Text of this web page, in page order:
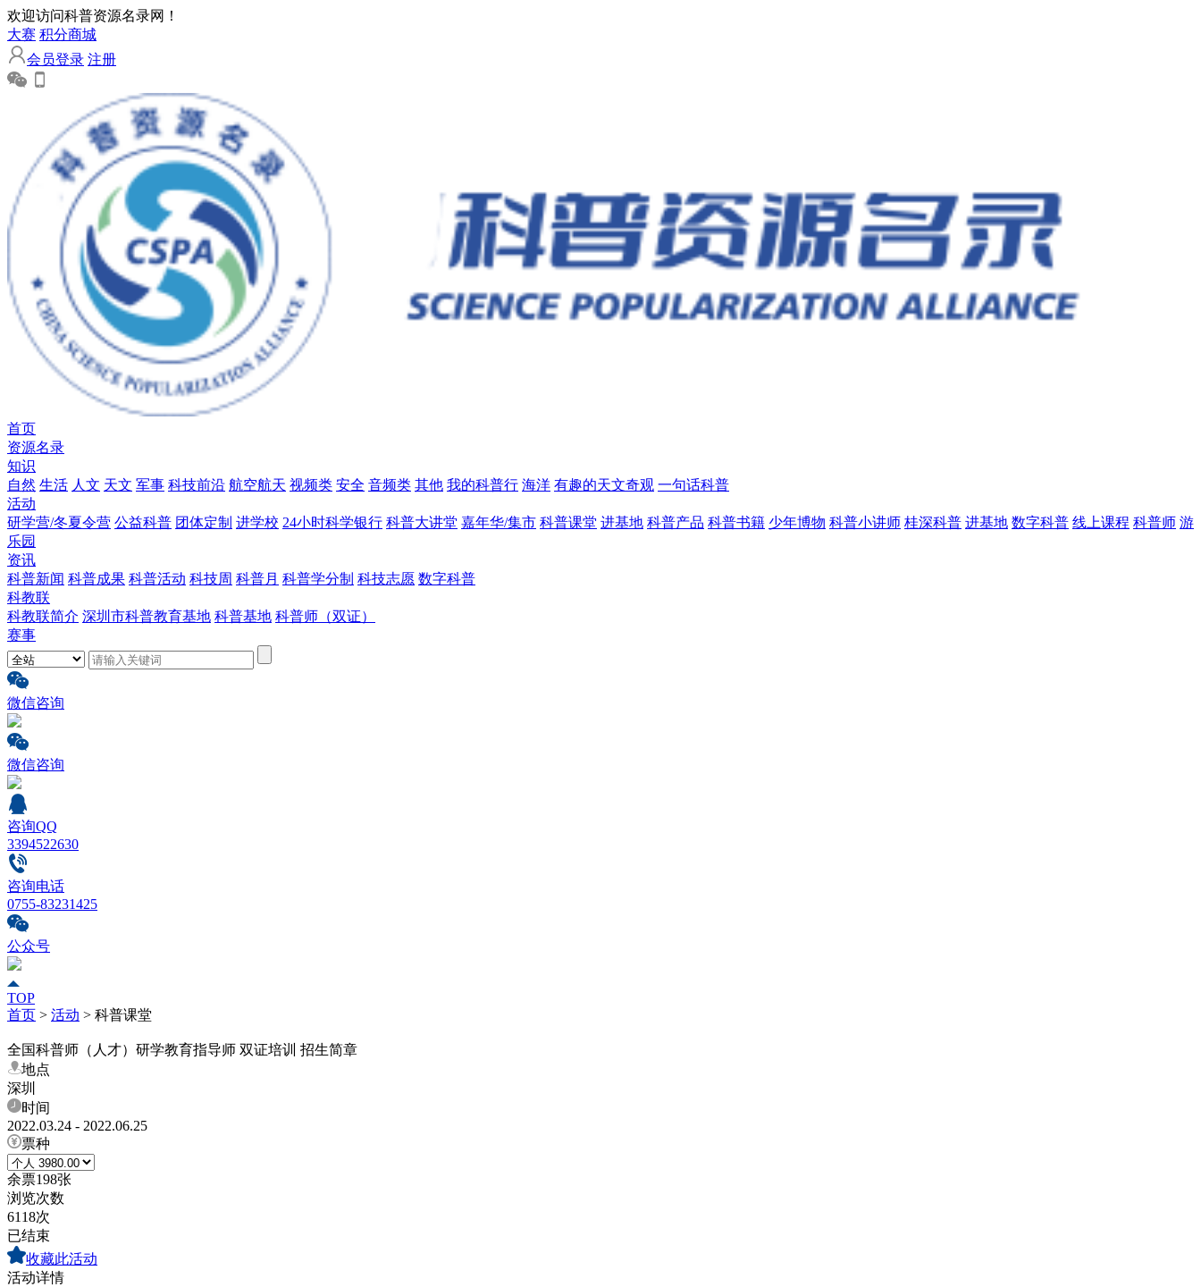
欢迎访问科普资源名录网！
大赛 积分商城
会员登录 注册
首页
资源名录
知识
自然 生活 人文 天文 军事 科技前沿 航空航天 视频类 安全 音频类 其他 我的科普行 海洋 有趣的天文奇观 一句话科普
活动
研学营/冬夏令营 公益科普 团体定制 进学校 24小时科学银行 科普大讲堂 嘉年华/集市 科普课堂 进基地 科普产品 科普书籍 少年博物 科普小讲师 桂深科普 进基地 数字科普 线上课程 科普师 游
乐园
资讯
科普新闻 科普成果 科普活动 科技周 科普月 科普学分制 科技志愿 数字科普
科教联
科教联简介 深圳市科普教育基地 科普基地 科普师（双证）
赛事
微信咨询
微信咨询
咨询QQ
3394522630
咨询电话
0755-83231425
公众号
TOP
首页 > 活动 > 科普课堂
全国科普师（人才）研学教育指导师 双证培训 招生简章
地点
深圳
时间
2022.03.24 - 2022.06.25
票种
余票198张
浏览次数
6118次
已结束
收藏此活动
活动详情